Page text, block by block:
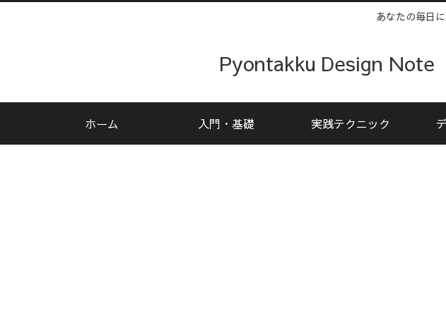
あなたの毎日
Pyontakku Design Note
ホーム 入門・基礎 実践テクニック